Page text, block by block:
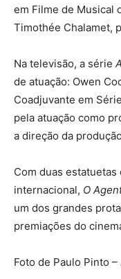
em Filme de Musical
Timothée Chalamet,
Na televisão, a série
de atuação: Owen
Coadjuvante em
pela atuação como
a direção da
Com duas
internacional, O
um dos grandes
premiações do
Foto de Paulo Pinto